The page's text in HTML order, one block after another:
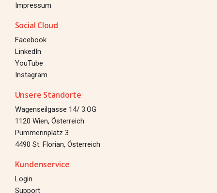
Impressum
Social Cloud
Facebook
LinkedIn
YouTube
Instagram
Unsere Standorte
Wagenseilgasse 14/ 3.OG
1120 Wien, Österreich
Pummerinplatz 3
4490 St. Florian, Österreich
Kundenservice
Login
Support